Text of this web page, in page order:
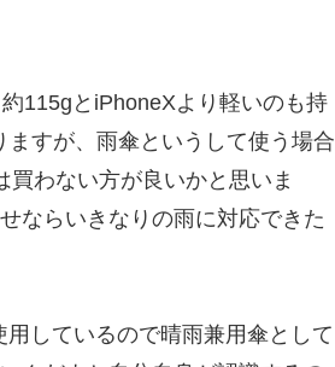
115gとiPhoneXより軽いのも持
すが、雨傘というして使う場合
わない方が良いかと思いま
ならいきなりの雨に対応できた
しているので晴雨兼用傘として